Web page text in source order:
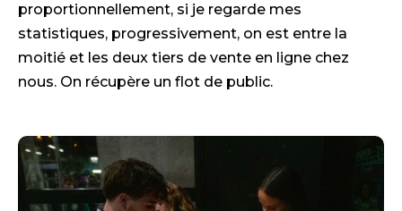
proportionnellement, si je regarde mes
statistiques, progressivement, on est entre la
moitié et les deux tiers de vente en ligne chez
nous. On récupère un flot de public.